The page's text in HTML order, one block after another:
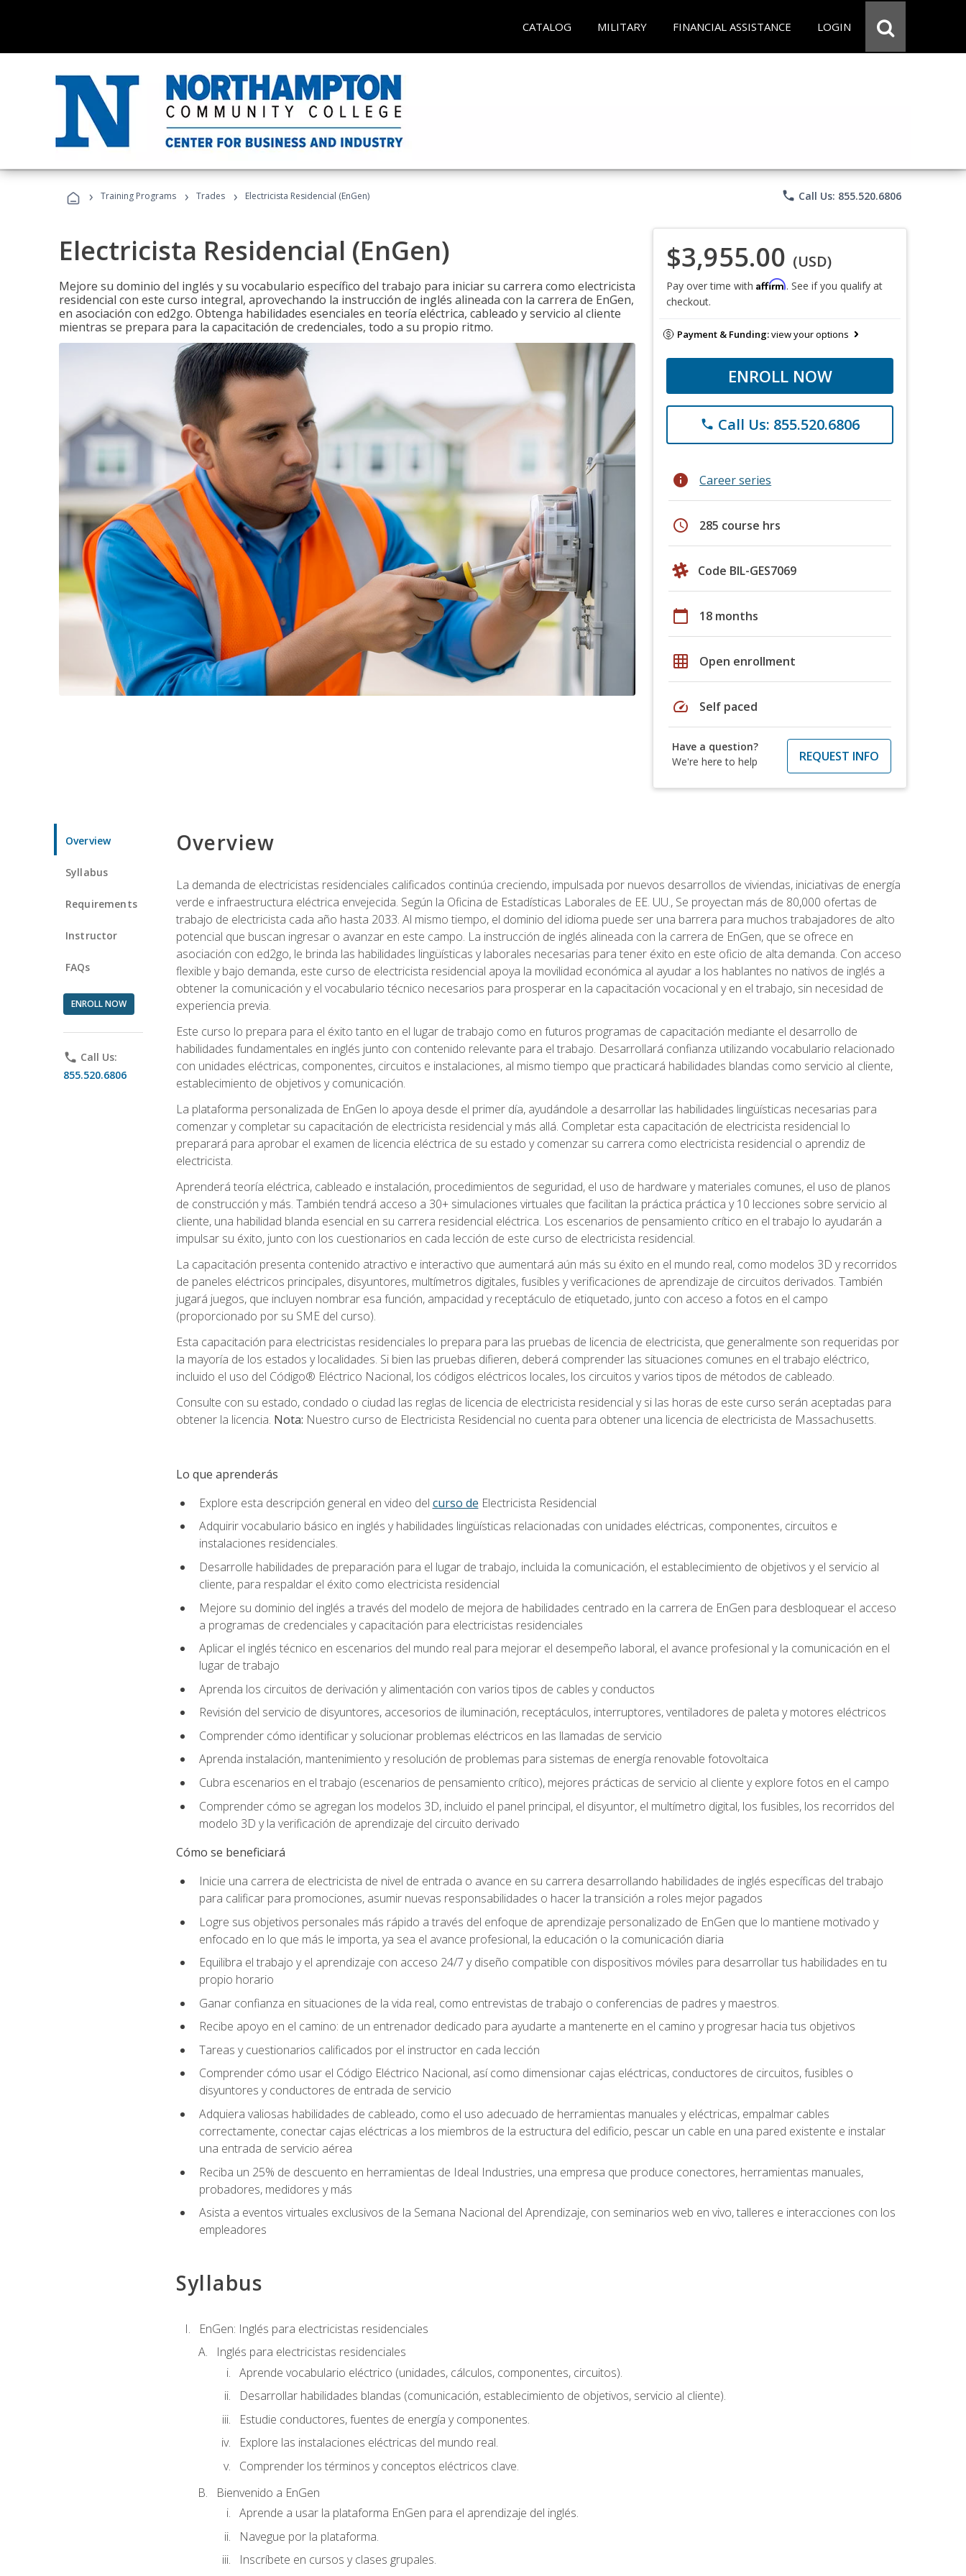
CATALOG MILITARY FINANCIAL ASSISTANCE LOGIN
› Training Programs › Trades › Electricista Residencial (EnGen) phone Call Us: 855.520.6806
Electricista Residencial (EnGen)
Mejore su dominio del inglés y su vocabulario específico del trabajo para iniciar su carrera como electricista
residencial con este curso integral, aprovechando la instrucción de inglés alineada con la carrera de EnGen,
en asociación con ed2go. Obtenga habilidades esenciales en teoría eléctrica, cableado y servicio al cliente
mientras se prepara para la capacitación de credenciales, todo a su propio ritmo.
$3,955.00 (USD)
Pay over time with Affirm. See if you qualify at
checkout.
Payment & Funding:view your options
ENROLL NOW
phone Call Us: 855.520.6806
info Career series
schedule 285 course hrs
Code BIL-GES7069
calendar_today 18 months
grid_on Open enrollment
speed Self paced
Have a question?
We're here to help
REQUEST INFO
Overview
Syllabus
Requirements
Instructor
FAQs
ENROLL NOW
phone Call Us:
855.520.6806
Overview
La demanda de electricistas residenciales calificados continúa creciendo, impulsada por nuevos desarrollos de viviendas, iniciativas de energía
verde e infraestructura eléctrica envejecida. Según la Oficina de Estadísticas Laborales de EE. UU., Se proyectan más de 80,000 ofertas de
trabajo de electricista cada año hasta 2033. Al mismo tiempo, el dominio del idioma puede ser una barrera para muchos trabajadores de alto
potencial que buscan ingresar o avanzar en este campo. La instrucción de inglés alineada con la carrera de EnGen, que se ofrece en
asociación con ed2go, le brinda las habilidades lingüísticas y laborales necesarias para tener éxito en este oficio de alta demanda. Con acceso
flexible y bajo demanda, este curso de electricista residencial apoya la movilidad económica al ayudar a los hablantes no nativos de inglés a
obtener la comunicación y el vocabulario técnico necesarios para prosperar en la capacitación vocacional y en el trabajo, sin necesidad de
experiencia previa.
Este curso lo prepara para el éxito tanto en el lugar de trabajo como en futuros programas de capacitación mediante el desarrollo de
habilidades fundamentales en inglés junto con contenido relevante para el trabajo. Desarrollará confianza utilizando vocabulario relacionado
con unidades eléctricas, componentes, circuitos e instalaciones, al mismo tiempo que practicará habilidades blandas como servicio al cliente,
establecimiento de objetivos y comunicación.
La plataforma personalizada de EnGen lo apoya desde el primer día, ayudándole a desarrollar las habilidades lingüísticas necesarias para
comenzar y completar su capacitación de electricista residencial y más allá. Completar esta capacitación de electricista residencial lo
preparará para aprobar el examen de licencia eléctrica de su estado y comenzar su carrera como electricista residencial o aprendiz de
electricista.
Aprenderá teoría eléctrica, cableado e instalación, procedimientos de seguridad, el uso de hardware y materiales comunes, el uso de planos
de construcción y más. También tendrá acceso a 30+ simulaciones virtuales que facilitan la práctica práctica y 10 lecciones sobre servicio al
cliente, una habilidad blanda esencial en su carrera residencial eléctrica. Los escenarios de pensamiento crítico en el trabajo lo ayudarán a
impulsar su éxito, junto con los cuestionarios en cada lección de este curso de electricista residencial.
La capacitación presenta contenido atractivo e interactivo que aumentará aún más su éxito en el mundo real, como modelos 3D y recorridos
de paneles eléctricos principales, disyuntores, multímetros digitales, fusibles y verificaciones de aprendizaje de circuitos derivados. También
jugará juegos, que incluyen nombrar esa función, ampacidad y receptáculo de etiquetado, junto con acceso a fotos en el campo
(proporcionado por su SME del curso).
Esta capacitación para electricistas residenciales lo prepara para las pruebas de licencia de electricista, que generalmente son requeridas por
la mayoría de los estados y localidades. Si bien las pruebas difieren, deberá comprender las situaciones comunes en el trabajo eléctrico,
incluido el uso del Código® Eléctrico Nacional, los códigos eléctricos locales, los circuitos y varios tipos de métodos de cableado.
Consulte con su estado, condado o ciudad las reglas de licencia de electricista residencial y si las horas de este curso serán aceptadas para
obtener la licencia. Nota: Nuestro curso de Electricista Residencial no cuenta para obtener una licencia de electricista de Massachusetts.
Lo que aprenderás
Explore esta descripción general en video del curso de Electricista Residencial
Adquirir vocabulario básico en inglés y habilidades lingüísticas relacionadas con unidades eléctricas, componentes, circuitos e
instalaciones residenciales.
Desarrolle habilidades de preparación para el lugar de trabajo, incluida la comunicación, el establecimiento de objetivos y el servicio al
cliente, para respaldar el éxito como electricista residencial
Mejore su dominio del inglés a través del modelo de mejora de habilidades centrado en la carrera de EnGen para desbloquear el acceso
a programas de credenciales y capacitación para electricistas residenciales
Aplicar el inglés técnico en escenarios del mundo real para mejorar el desempeño laboral, el avance profesional y la comunicación en el
lugar de trabajo
Aprenda los circuitos de derivación y alimentación con varios tipos de cables y conductos
Revisión del servicio de disyuntores, accesorios de iluminación, receptáculos, interruptores, ventiladores de paleta y motores eléctricos
Comprender cómo identificar y solucionar problemas eléctricos en las llamadas de servicio
Aprenda instalación, mantenimiento y resolución de problemas para sistemas de energía renovable fotovoltaica
Cubra escenarios en el trabajo (escenarios de pensamiento crítico), mejores prácticas de servicio al cliente y explore fotos en el campo
Comprender cómo se agregan los modelos 3D, incluido el panel principal, el disyuntor, el multímetro digital, los fusibles, los recorridos del
modelo 3D y la verificación de aprendizaje del circuito derivado
Cómo se beneficiará
Inicie una carrera de electricista de nivel de entrada o avance en su carrera desarrollando habilidades de inglés específicas del trabajo
para calificar para promociones, asumir nuevas responsabilidades o hacer la transición a roles mejor pagados
Logre sus objetivos personales más rápido a través del enfoque de aprendizaje personalizado de EnGen que lo mantiene motivado y
enfocado en lo que más le importa, ya sea el avance profesional, la educación o la comunicación diaria
Equilibra el trabajo y el aprendizaje con acceso 24/7 y diseño compatible con dispositivos móviles para desarrollar tus habilidades en tu
propio horario
Ganar confianza en situaciones de la vida real, como entrevistas de trabajo o conferencias de padres y maestros.
Recibe apoyo en el camino: de un entrenador dedicado para ayudarte a mantenerte en el camino y progresar hacia tus objetivos
Tareas y cuestionarios calificados por el instructor en cada lección
Comprender cómo usar el Código Eléctrico Nacional, así como dimensionar cajas eléctricas, conductores de circuitos, fusibles o
disyuntores y conductores de entrada de servicio
Adquiera valiosas habilidades de cableado, como el uso adecuado de herramientas manuales y eléctricas, empalmar cables
correctamente, conectar cajas eléctricas a los miembros de la estructura del edificio, pescar un cable en una pared existente e instalar
una entrada de servicio aérea
Reciba un 25% de descuento en herramientas de Ideal Industries, una empresa que produce conectores, herramientas manuales,
probadores, medidores y más
Asista a eventos virtuales exclusivos de la Semana Nacional del Aprendizaje, con seminarios web en vivo, talleres e interacciones con los
empleadores
Syllabus
EnGen: Inglés para electricistas residenciales
Inglés para electricistas residenciales
Aprende vocabulario eléctrico (unidades, cálculos, componentes, circuitos).
Desarrollar habilidades blandas (comunicación, establecimiento de objetivos, servicio al cliente).
Estudie conductores, fuentes de energía y componentes.
Explore las instalaciones eléctricas del mundo real.
Comprender los términos y conceptos eléctricos clave.
Bienvenido a EnGen
Aprende a usar la plataforma EnGen para el aprendizaje del inglés.
Navegue por la plataforma.
Inscríbete en cursos y clases grupales.